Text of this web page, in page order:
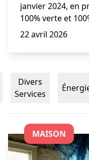
janvier 2024, en
100% verte et
22 avril 2026
Divers
Services
MAISON